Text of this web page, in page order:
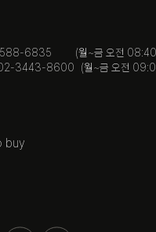
1588-6835 (월~금 오전 08:40
02-3443-8600 (월~금 오전
buy